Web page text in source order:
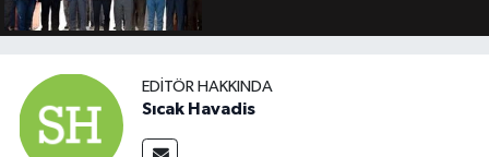
EDITÖR HAKKINDA
Sıcak Havadis